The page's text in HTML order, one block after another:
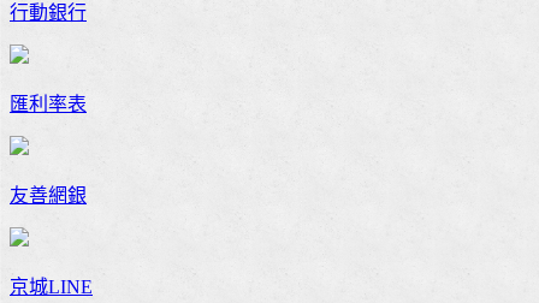
行動銀行
匯利率表
友善網銀
京城LINE